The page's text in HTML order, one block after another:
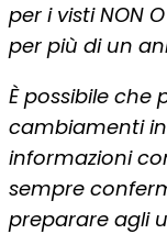
per i visti NON
per più di un
È possibile che
cambiamenti
informazioni
sempre
preparare agli